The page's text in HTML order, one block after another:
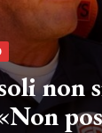
non